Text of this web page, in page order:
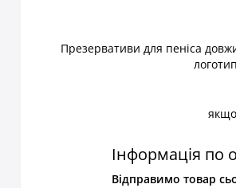
Презервативи для пеніса
Інформація по
Відправимо товар